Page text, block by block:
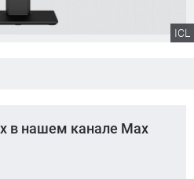
ICL
в нашем канале Max